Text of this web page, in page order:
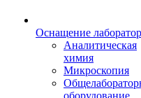
Оснащение
Аналитическая
химия
Микроскопия
оборудование